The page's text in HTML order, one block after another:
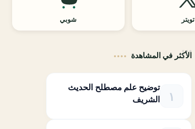
تويتر شوبي
الأكثر في المشاهدة
توضيح علم مصطلح الحديث
الشريف